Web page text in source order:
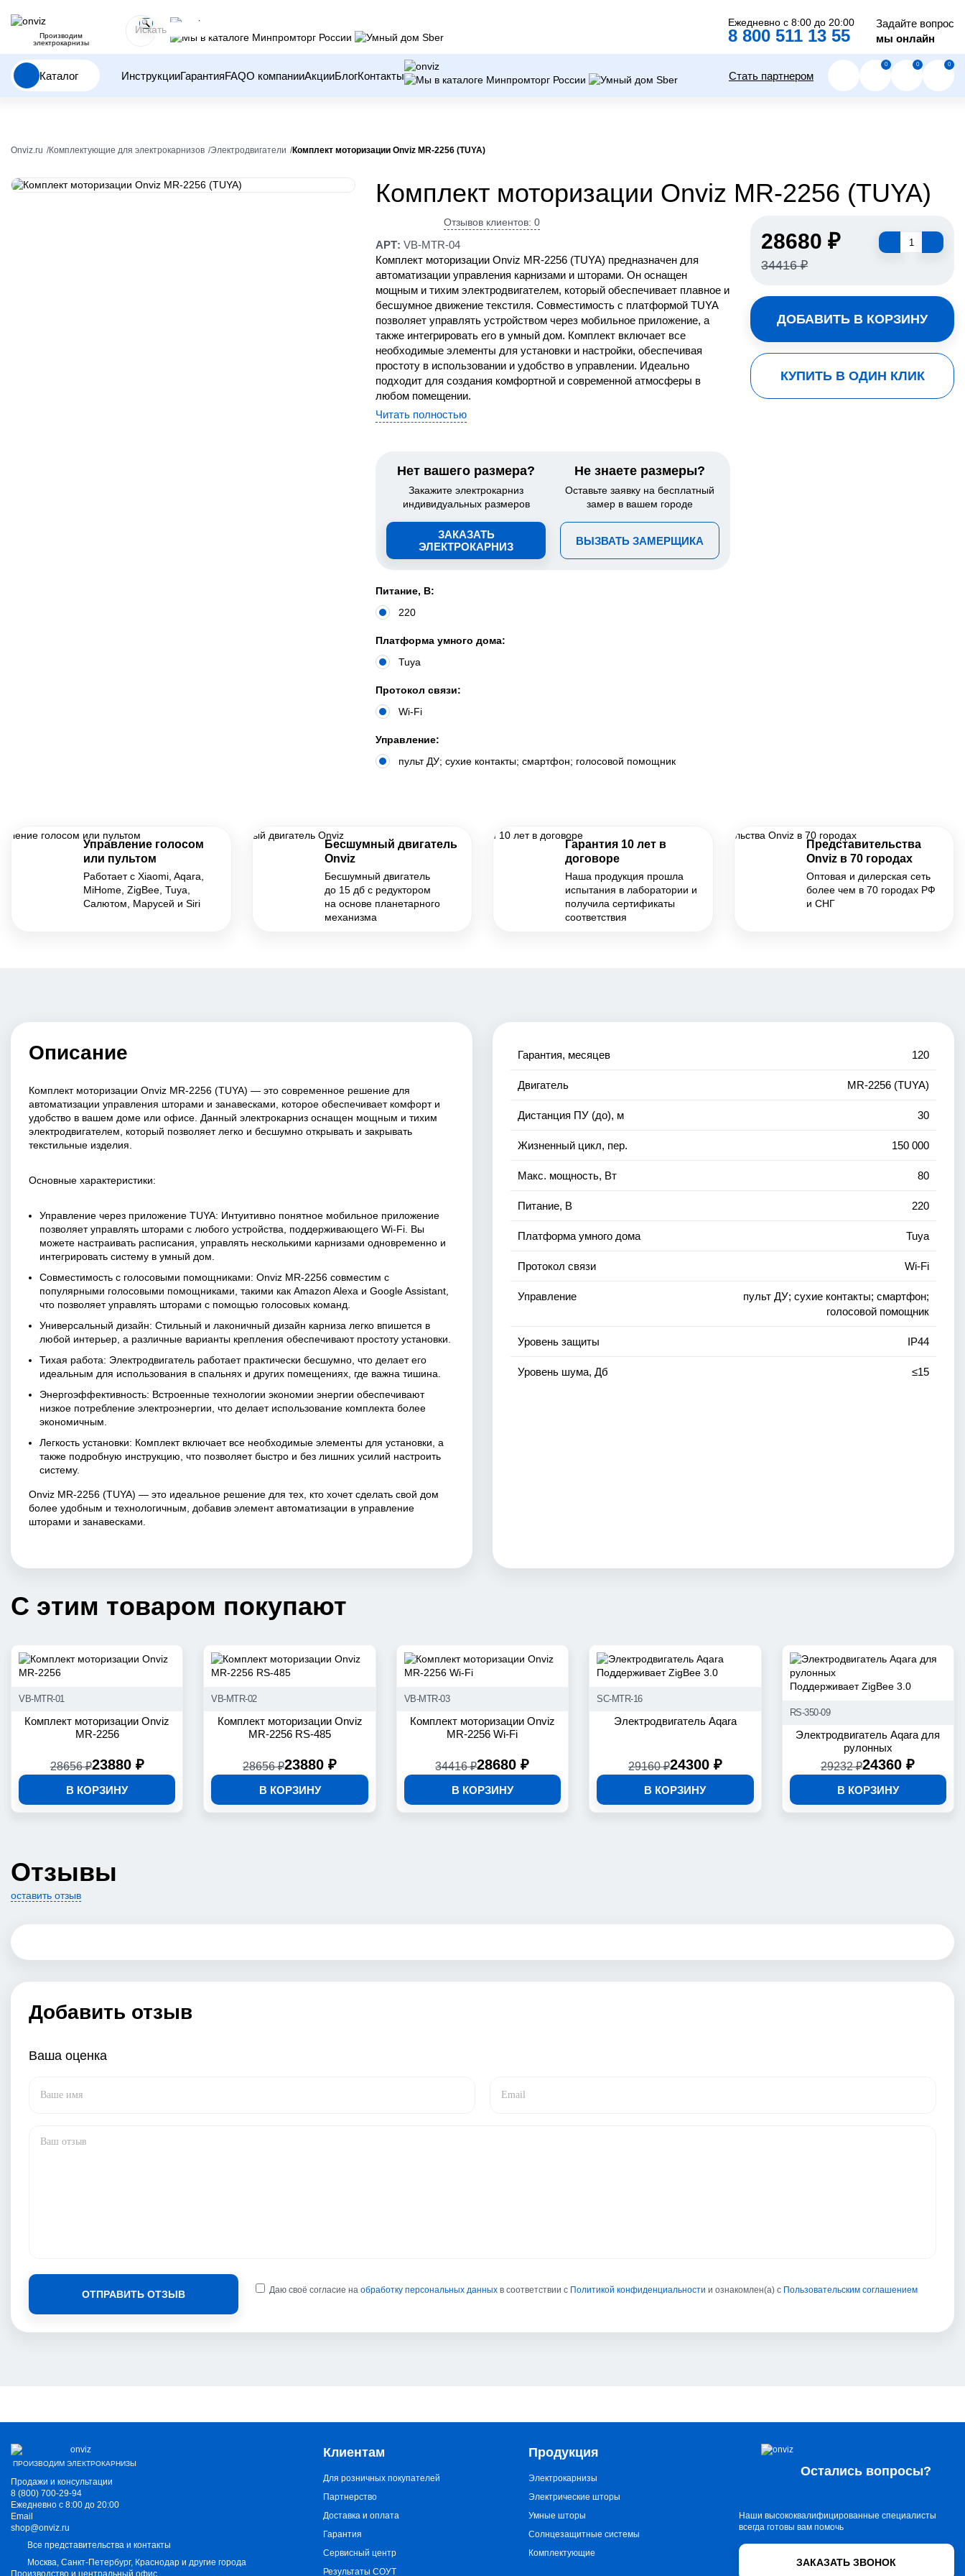
Производим
электрокарнизы
Ежедневно с 8:00 до 20:00
8 800 511 13 55
Задайте вопрос
мы онлайн
Каталог ИнструкцииГарантияFAQО компанииАкцииБлогКонтакты Стать партнером
0 0 0
Onviz.ru Комплектующие для электрокарнизов Электродвигатели Комплект моторизации Onviz MR-2256 (TUYA)
Комплект моторизации Onviz MR-2256 (TUYA)
Отзывов клиентов: 0
АРТ: VB-MTR-04
Комплект моторизации Onviz MR-2256 (TUYA) предназначен для
автоматизации управления карнизами и шторами. Он оснащен
мощным и тихим электродвигателем, который обеспечивает плавное и
бесшумное движение текстиля. Совместимость с платформой TUYA
позволяет управлять устройством через мобильное приложение, а
также интегрировать его в умный дом. Комплект включает все
необходимые элементы для установки и настройки, обеспечивая
простоту в использовании и удобство в управлении. Идеально
подходит для создания комфортной и современной атмосферы в
любом помещении.
Читать полностью
28680 ₽
34416 ₽
ДОБАВИТЬ В КОРЗИНУ
КУПИТЬ В ОДИН КЛИК
Нет вашего размера?
Закажите электрокарниз
индивидуальных размеров
ЗАКАЗАТЬ
ЭЛЕКТРОКАРНИЗ
Не знаете размеры?
Оставьте заявку на бесплатный
замер в вашем городе
ВЫЗВАТЬ ЗАМЕРЩИКА
Питание, В:
220
Платформа умного дома:
Tuya
Протокол связи:
Wi-Fi
Управление:
пульт ДУ; сухие контакты; смартфон; голосовой помощник
Управление голосом
или пультом
Работает с Xiaomi, Aqara,
MiHome, ZigBee, Tuya,
Салютом, Марусей и Siri
Бесшумный двигатель
Onviz
Бесшумный двигатель
до 15 дб с редуктором
на основе планетарного
механизма
Гарантия 10 лет в
договоре
Наша продукция прошла
испытания в лаборатории и
получила сертификаты
соответствия
Представительства
Onviz в 70 городах
Оптовая и дилерская сеть
более чем в 70 городах РФ
и СНГ
Описание
Комплект моторизации Onviz MR-2256 (TUYA) — это современное решение для
автоматизации управления шторами и занавесками, которое обеспечивает комфорт и
удобство в вашем доме или офисе. Данный электрокарниз оснащен мощным и тихим
электродвигателем, который позволяет легко и бесшумно открывать и закрывать
текстильные изделия.
Основные характеристики:
Управление через приложение TUYA: Интуитивно понятное мобильное приложение
позволяет управлять шторами с любого устройства, поддерживающего Wi-Fi. Вы
можете настраивать расписания, управлять несколькими карнизами одновременно и
интегрировать систему в умный дом.
Совместимость с голосовыми помощниками: Onviz MR-2256 совместим с
популярными голосовыми помощниками, такими как Amazon Alexa и Google Assistant,
что позволяет управлять шторами с помощью голосовых команд.
Универсальный дизайн: Стильный и лаконичный дизайн карниза легко впишется в
любой интерьер, а различные варианты крепления обеспечивают простоту установки.
Тихая работа: Электродвигатель работает практически бесшумно, что делает его
идеальным для использования в спальнях и других помещениях, где важна тишина.
Энергоэффективность: Встроенные технологии экономии энергии обеспечивают
низкое потребление электроэнергии, что делает использование комплекта более
экономичным.
Легкость установки: Комплект включает все необходимые элементы для установки, а
также подробную инструкцию, что позволяет быстро и без лишних усилий настроить
систему.
Onviz MR-2256 (TUYA) — это идеальное решение для тех, кто хочет сделать свой дом
более удобным и технологичным, добавив элемент автоматизации в управление
шторами и занавесками.
Гарантия, месяцев 120
Двигатель MR-2256 (TUYA)
Дистанция ПУ (до), м 30
Жизненный цикл, пер. 150 000
Макс. мощность, Вт 80
Питание, В 220
Платформа умного дома Tuya
Протокол связи Wi-Fi
Управление
пульт ДУ; сухие контакты; смартфон;
голосовой помощник
Уровень защиты IP44
Уровень шума, Дб ≤15
С этим товаром покупают
Комплект моторизации Onviz
MR-2256
28656 ₽23880 ₽
В КОРЗИНУ
VB-MTR-01
Комплект моторизации Onviz
MR-2256 RS-485
28656 ₽23880 ₽
В КОРЗИНУ
VB-MTR-02
Комплект моторизации Onviz
MR-2256 Wi-Fi
34416 ₽28680 ₽
В КОРЗИНУ
VB-MTR-03
Поддерживает ZigBee 3.0
Электродвигатель Aqara
29160 ₽24300 ₽
В КОРЗИНУ
SC-MTR-16
Поддерживает ZigBee 3.0
Электродвигатель Aqara для
рулонных
29232 ₽24360 ₽
В КОРЗИНУ
RS-350-09
Отзывы
оставить отзыв
Добавить отзыв
Ваша оценка
ОТПРАВИТЬ ОТЗЫВ Даю своё согласие на обработку персональных данных в соответствии с Политикой конфиденциальности и ознакомлен(а) с Пользовательским соглашением
ПРОИЗВОДИМ ЭЛЕКТРОКАРНИЗЫ
Продажи и консультации
8 (800) 700-29-94
Ежедневно с 8:00 до 20:00
Email
shop@onviz.ru
Все представительства и контакты
Москва, Санкт-Петербург, Краснодар и другие города
Производство и центральный офис
Клиентам
Для розничных покупателей
Партнерство
Доставка и оплата
Гарантия
Сервисный центр
Результаты СОУТ
Продукция
Электрокарнизы
Электрические шторы
Умные шторы
Солнцезащитные системы
Комплектующие
Остались вопросы?
Наши высококвалифицированные специалисты
всегда готовы вам помочь
ЗАКАЗАТЬ ЗВОНОК